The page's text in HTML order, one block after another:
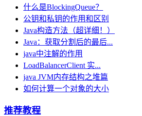
什么是BlockingQueue？
公钥和私钥的作用和区别
Java构造方法（超详细！）
Java：获取分割后的最后...
java中注解的作用
LoadBalancerClient 实...
java JVM内存结构之堆篇
如何计算一个对象的大小
推荐教程